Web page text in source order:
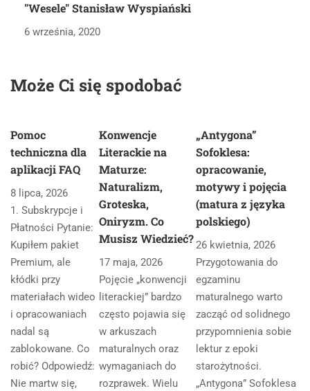
"Wesele" Stanisław Wyspiański
6 września, 2020
Może Ci się spodobać
Pomoc
techniczna dla
aplikacji FAQ
8 lipca, 2026
1. Subskrypcje i
Płatności Pytanie:
Kupiłem pakiet
Premium, ale
kłódki przy
materiałach wideo
i opracowaniach
nadal są
zablokowane. Co
robić? Odpowiedź:
Nie martw się,
Konwencje
Literackie na
Maturze:
Naturalizm,
Groteska,
Oniryzm. Co
Musisz Wiedzieć?
17 maja, 2026
Pojęcie „konwencji
literackiej” bardzo
często pojawia się
w arkuszach
maturalnych oraz
wymaganiach do
rozprawek. Wielu
„Antygona”
Sofoklesa:
opracowanie,
motywy i pojęcia
(matura z języka
polskiego)
26 kwietnia, 2026
Przygotowania do
egzaminu
maturalnego warto
zacząć od solidnego
przypomnienia sobie
lektur z epoki
starożytności.
„Antygona” Sofoklesa